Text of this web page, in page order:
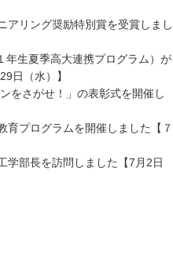
アリング奨励特別賞を受賞しまし
年生夏季高大連携プログラム）が
日（水）】
をさがせ！」の表彰式を開催し
育プログラムを開催しました【７
学部長を訪問しました【7月2日